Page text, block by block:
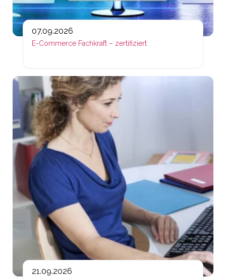
07.09.2026
E-Commerce Fachkraft – zertifiziert
21.09.2026